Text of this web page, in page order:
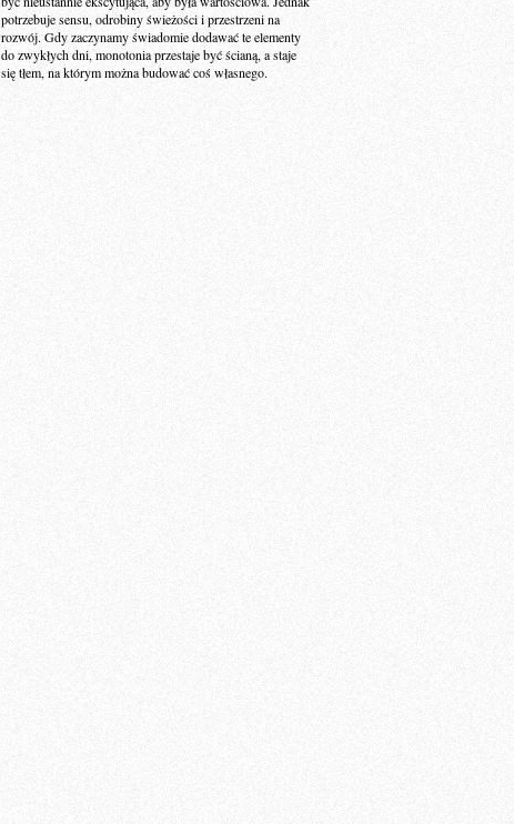
potrzebuje sensu, odrobiny świeżości i przestrzeni na
rozwój. Gdy zaczynamy świadomie dodawać te elementy
do zwykłych dni, monotonia przestaje być ścianą, a staje
się tłem, na którym można budować coś własnego.